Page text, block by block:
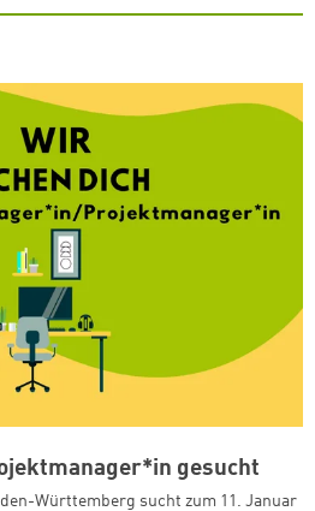
gesucht
Württemberg sucht zum 11. Januar